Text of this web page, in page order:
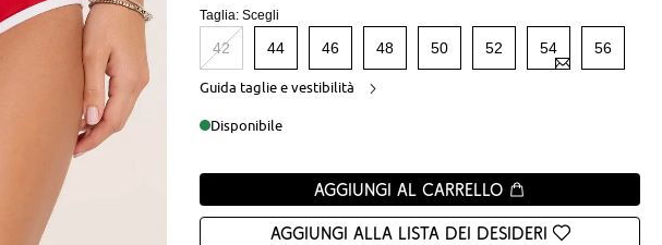
Taglia:Scegli
42 44 46 48 50 52 54 56
Guida taglie e vestibilità
Disponibile
Aggiungi al carrello
Aggiungi alla Lista dei desideri